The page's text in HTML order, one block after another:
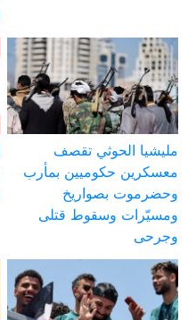
مليشيا الحوثي تقصف
معسكرين حكوميين بمأرب
وحضرموت بصواريخ
ومسيّرات وسقوط قتلى
وجرحى